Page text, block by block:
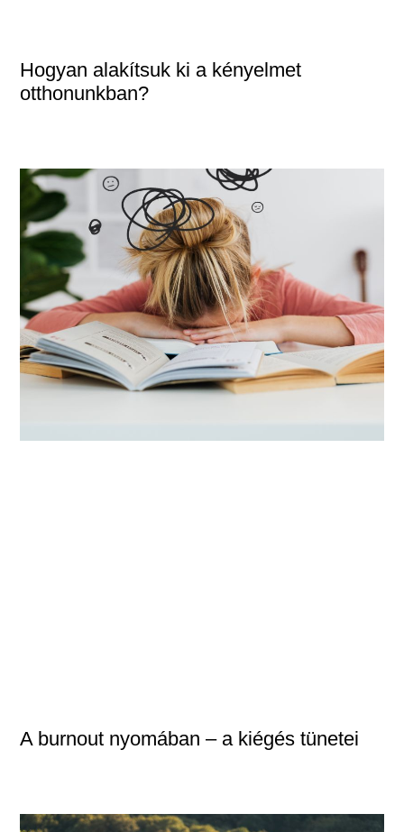
Hogyan alakítsuk ki a kényelmet
otthonunkban?
A burnout nyomában – a kiégés tünetei